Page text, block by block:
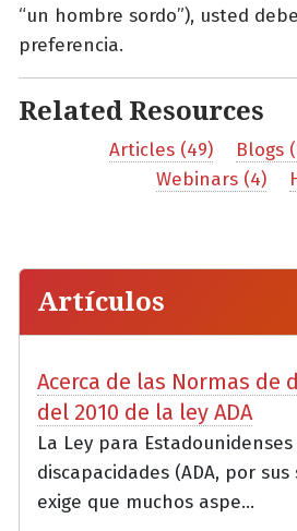
“un hombre sordo”), usted
preferencia.
Related Resources
Articles (49) Blogs
Webinars (4)
Artículos
Acerca de las Normas de
del 2010 de la ley ADA
La Ley para Estadounidenses
discapacidades (ADA, por
exige que muchos aspe...